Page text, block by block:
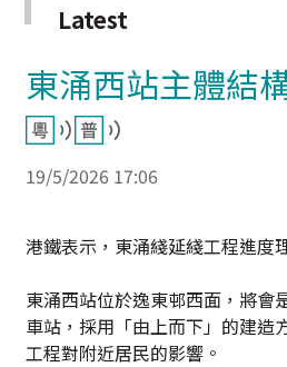
Latest
東涌西站主體結
19/5/2026 17:06
港鐵表示，東涌綫延綫工程進度
東涌西站位於逸東邨西面，將會
車站，採用「由上而下」的建造
工程對附近居民的影響。